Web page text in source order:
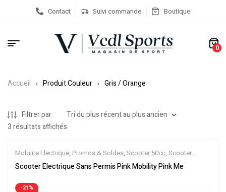
Contact Suivi commande Boutique
0
Accueil Produit Couleur Gris / Orange
Filtrer par
3 résultats affichés
Mobilite Electrique, Promos & Soldes, Scooter 50cc, Scooter
Electrique,Scooters
Scooter Electrique Sans Permis Pink Mobility Pink Me
-21%